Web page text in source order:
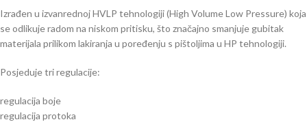
Izrađen u izvanrednoj HVLP tehnologiji (High Volume Low Pressure) koja
se odlikuje radom na niskom pritisku, što značajno smanjuje gubitak
materijala prilikom lakiranja u poređenju s pištoljima u HP tehnologiji.
Posjeduje tri regulacije:
regulacija boje
regulacija protoka